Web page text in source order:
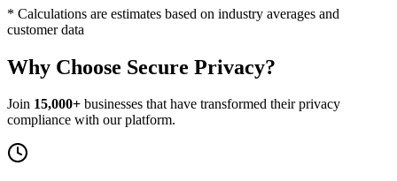
* Calculations are estimates based on industry averages and
customer data
Why Choose Secure Privacy?
Join 15,000+ businesses that have transformed their privacy
compliance with our platform.